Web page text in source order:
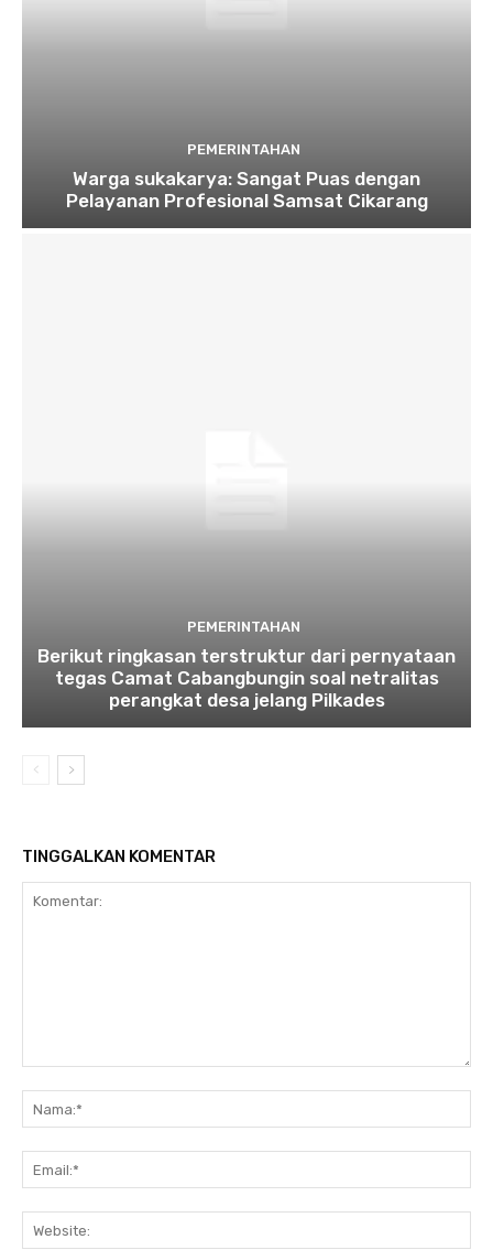
PEMERINTAHAN
Warga sukakarya: Sangat Puas dengan
Pelayanan Profesional Samsat Cikarang
PEMERINTAHAN
Berikut ringkasan terstruktur dari pernyataan
tegas Camat Cabangbungin soal netralitas
perangkat desa jelang Pilkades
TINGGALKAN KOMENTAR